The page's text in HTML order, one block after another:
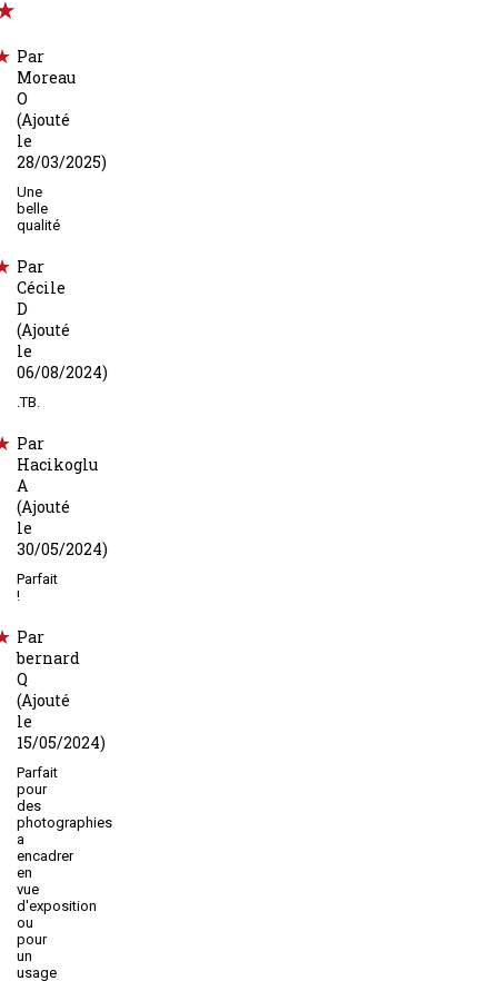
Par
Moreau
O
(Ajouté
le
28/03/2025)
Une
belle
qualité
Par
Cécile
D
(Ajouté
le
06/08/2024)
.TB.
Par
Hacikoglu
A
(Ajouté
le
30/05/2024)
Parfait
!
Par
bernard
Q
(Ajouté
le
15/05/2024)
Parfait
pour
des
photographies
a
encadrer
en
vue
d'exposition
ou
pour
un
usage